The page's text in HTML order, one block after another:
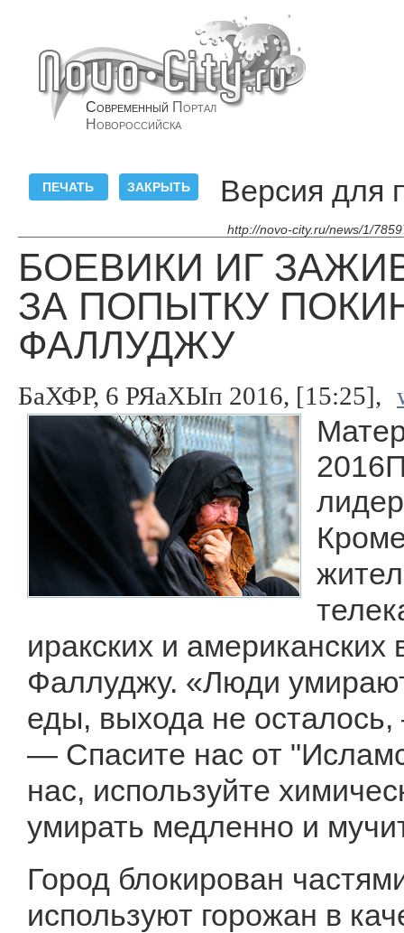
Современный Портал
Новороссийска
Версия для
http://novo-city.ru/news/1/
БОЕВИКИ ИГ
ЗА ПОПЫТКУ
ФАЛЛУДЖУ
БаХФР, 6 РЯаХЫп 2016, [15:25],
иракских и
Фаллуджу. «Люди
еды, выхода не
— Спасите нас от
нас, используйте
умирать медленно и
Город блокирован
используют горожан в